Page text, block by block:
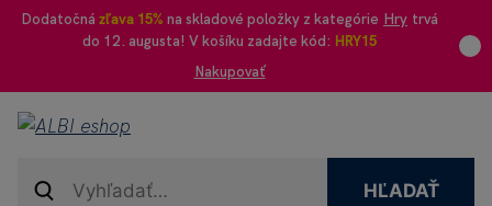
Dodatočná zľava 15% na skladové položky z kategórie Hry trvá
do 12. augusta! V košíku zadajte kód: HRY15
Nakupovať
HĽADAŤ